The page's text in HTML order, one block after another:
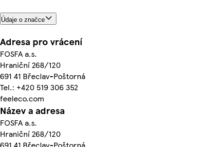
Údaje o značce
Adresa pro vrácení
FOSFA a.s.
Hraniční 268/120
691 41 Břeclav-Poštorná
Tel.: +420 519 306 352
feeleco.com
Název a adresa
FOSFA a.s.
Hraniční 268/120